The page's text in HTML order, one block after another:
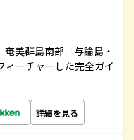
美群島南部「与論島・
ーチャーした完全ガイ
詳細を見る